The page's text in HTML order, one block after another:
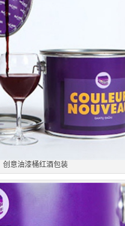
创意油漆桶红酒包装